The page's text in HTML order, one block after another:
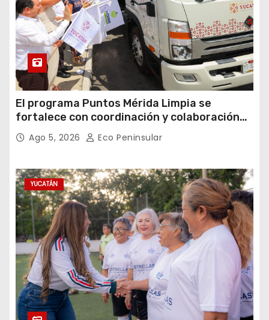
El programa Puntos Mérida Limpia se
fortalece con coordinación y colaboración
institucional.
Ago 5, 2026 Eco Peninsular
YUCATÁN